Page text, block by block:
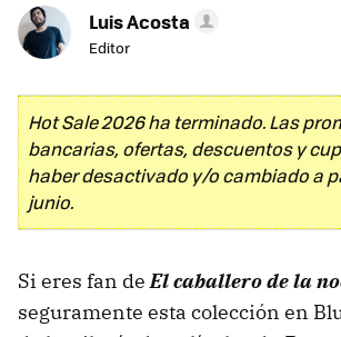
Luis Acosta
Editor
Hot Sale 2026 ha terminado. Las
bancarias, ofertas, descuentos y
haber desactivado y/o cambiado a
junio.
Si eres fan deElcaballero de la
seguramente esta colección en